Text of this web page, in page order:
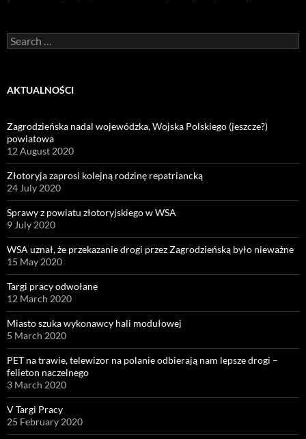
Search
for:
AKTUALNOŚCI
Zagrodzieńska nadal wojewódzka, Wojska Polskiego (jeszcze?)
powiatowa
12 August 2020
Złotoryja zaprosi kolejną rodzinę repatriancką
24 July 2020
Sprawy z powiatu złotoryjskiego w WSA
9 July 2020
WSA uznał, że przekazanie drogi przez Zagrodzieńską było nieważne
15 May 2020
Targi pracy odwołane
12 March 2020
Miasto szuka wykonawcy hali modułowej
5 March 2020
PET na trawie, telewizor na polanie odbierają nam lepsze drogi –
felieton naczelnego
3 March 2020
V Targi Pracy
25 February 2020